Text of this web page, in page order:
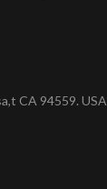
CA 94559. USA